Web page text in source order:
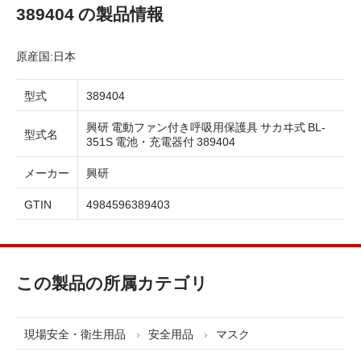
389404 の製品情報
原産国:日本
型式 389404
型式名
興研 電動ファン付き呼吸用保護具 サカヰ式 BL-
351S 電池・充電器付 389404
メーカー
興研
GTIN
4984596389403
この製品の所属カテゴリ
現場安全・衛生用品 安全用品 マスク